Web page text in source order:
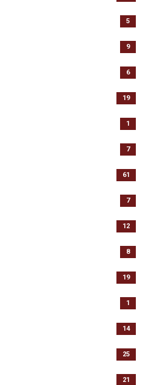
5
9
6
19
1
7
61
7
12
8
19
1
14
25
21